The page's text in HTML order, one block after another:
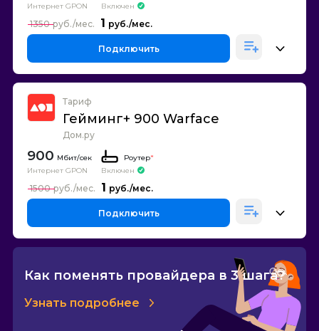
Интернет GPON
Включен
1
1350
Подключить
Тариф
Гейминг+ 900 Warface
Дом.ру
900
Интернет GPON
Роутер*
Включен
1
1500
Подключить
Как поменять провайдера в 3 шага?
Узнать подробнее